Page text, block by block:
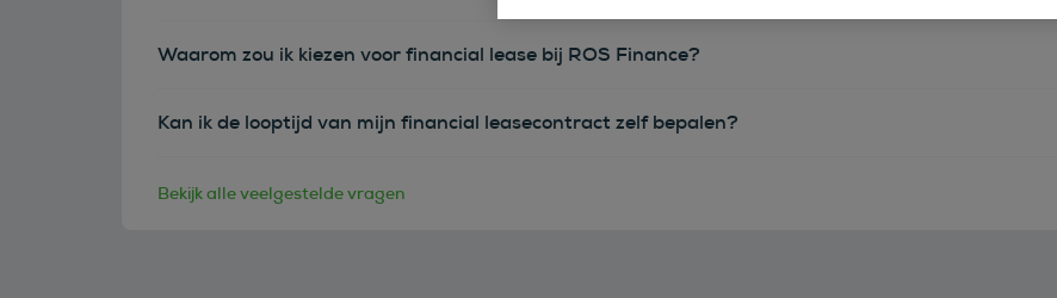
Waarom zou ik kiezen voor financial lease bij ROS Finance?
Kan ik de looptijd van mijn financial leasecontract zelf bepalen?
Bekijk alle veelgestelde vragen